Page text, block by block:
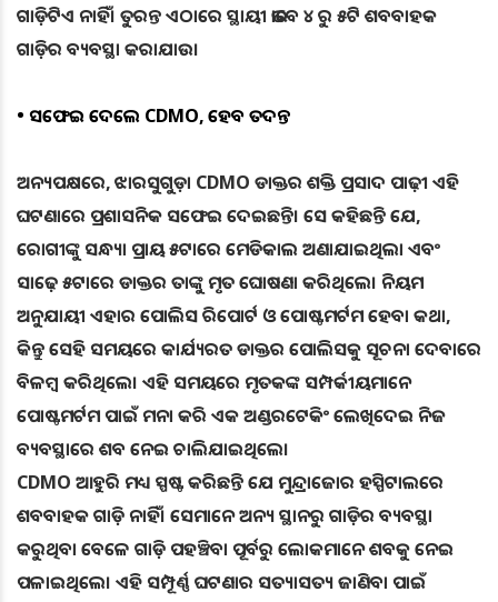
ଗାଡ଼ିଟିଏ ନାହିଁ। ତୁରନ୍ତ ଏଠାରେ ସ୍ଥାୟୀ ଭାବେ ୪ ରୁ ୫ଟି ଶବବାହକ
ଗାଡ଼ିର ବ୍ୟବସ୍ଥା କରାଯାଉ।
• ସଫେଇ ଦେଲେ CDMO, ହେବ ତଦନ୍ତ
ଅନ୍ୟପକ୍ଷରେ, ଝାରସୁଗୁଡ଼ା CDMO ଡାକ୍ତର ଶକ୍ତି ପ୍ରସାଦ ପାଢ଼ୀ ଏହି
ଘଟଣାରେ ପ୍ରଶାସନିକ ସଫେଇ ଦେଇଛନ୍ତି। ସେ କହିଛନ୍ତି ଯେ,
ରୋଗୀଙ୍କୁ ସନ୍ଧ୍ୟା ପ୍ରାୟ ୫ଟାରେ ମେଡିକାଲ ଅଣାଯାଇଥିଲା ଏବଂ
ସାଢ଼େ ୫ଟାରେ ଡାକ୍ତର ତାଙ୍କୁ ମୃତ ଘୋଷଣା କରିଥିଲେ। ନିୟମ
ଅନୁଯାୟୀ ଏହାର ପୋଲିସ ରିପୋର୍ଟ ଓ ପୋଷ୍ଟମର୍ଟମ ହେବା କଥା,
କିନ୍ତୁ ସେହି ସମୟରେ କାର୍ଯ୍ୟରତ ଡାକ୍ତର ପୋଲିସକୁ ସୂଚନା ଦେବାରେ
ବିଳମ୍ବ କରିଥିଲେ। ଏହି ସମୟରେ ମୃତକଙ୍କ ସମ୍ପର୍କୀୟମାନେ
ପୋଷ୍ଟମର୍ଟମ ପାଇଁ ମନା କରି ଏକ ଅଣ୍ଡରଟେକିଂ ଲେଖିଦେଇ ନିଜ
ବ୍ୟବସ୍ଥାରେ ଶବ ନେଇ ଚାଲିଯାଇଥିଲେ।
CDMO ଆହୁରି ମଧ୍ୟ ସ୍ପଷ୍ଟ କରିଛନ୍ତି ଯେ ମୁନ୍ଦ୍ରାଜୋର ହସ୍ପିଟାଲରେ
ଶବବାହକ ଗାଡ଼ି ନାହିଁ। ସେମାନେ ଅନ୍ୟ ସ୍ଥାନରୁ ଗାଡ଼ିର ବ୍ୟବସ୍ଥା
କରୁଥିବା ବେଳେ ଗାଡ଼ି ପହଞ୍ଚିବା ପୂର୍ବରୁ ଲୋକମାନେ ଶବକୁ ନେଇ
ପଳାଇଥିଲେ। ଏହି ସମ୍ପୂର୍ଣ୍ଣ ଘଟଣାର ସତ୍ୟାସତ୍ୟ ଜାଣିବା ପାଇଁ